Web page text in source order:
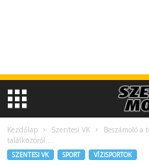
Kezdőlap Szentesi VK
Beszámoló a
találkozóról….
SZENTESI VK SPORT VÍZISPORTOK